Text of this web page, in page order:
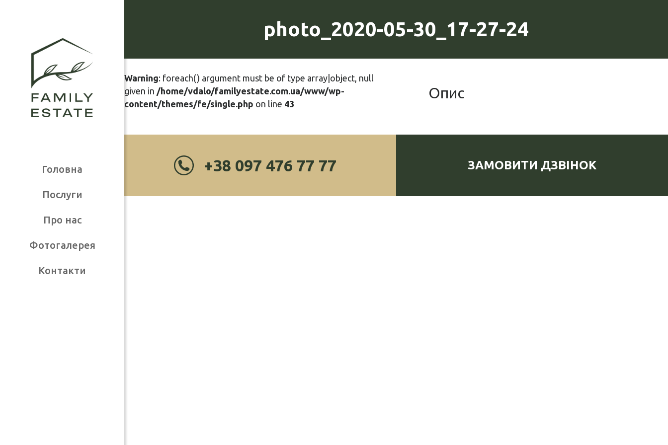
Головна
Послуги
Про нас
Фотогалерея
Контакти
photo_2020-05-30_17-27-24
Опис
Warning: foreach() argument must be of type array|object, null
given in /home/vdalo/familyestate.com.ua/www/wp-
content/themes/fe/single.php on line 43
+38 097 476 77 77 ЗАМОВИТИ ДЗВІНОК